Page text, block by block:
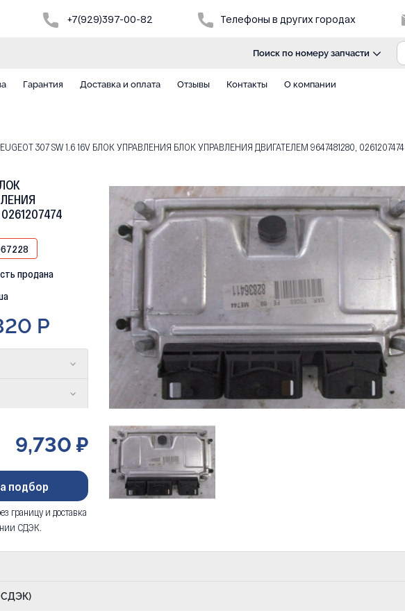
+7(929)397-00-82 Телефоны в других городах
Поиск по номеру запчасти
Гарантия Доставка и оплата Отзывы Контакты О компании
307 SW 1.6 16V БЛОК УПРАВЛЕНИЯ БЛОК УПРАВЛЕНИЯ ДВИГАТЕЛЕМ 9647481280, 0261207474
продана
Р
9,730 ₽
подбор
границу и доставка
СДЭК.
СДЭК)